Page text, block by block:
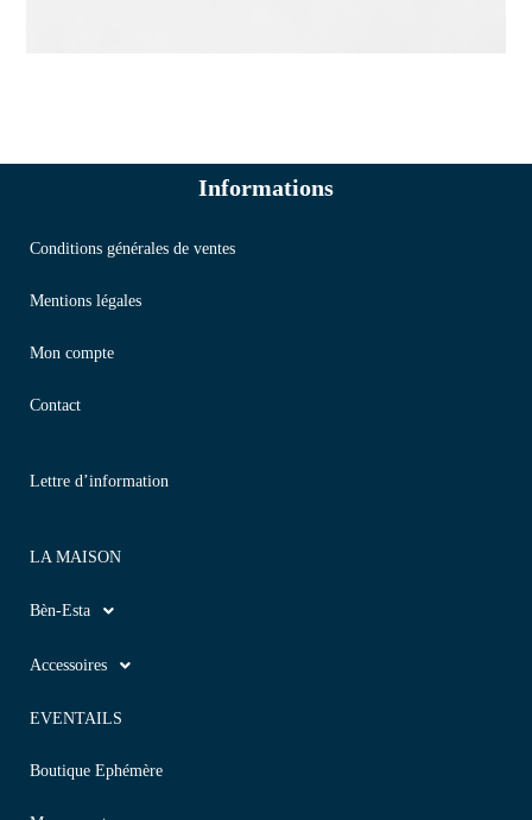
Informations
Conditions générales de ventes
Mentions légales
Mon compte
Contact
Lettre d’information
LA MAISON
Bèn-Esta
Accessoires
EVENTAILS
Boutique Ephémère